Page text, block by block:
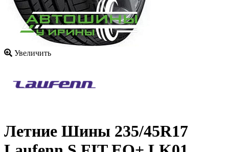
Увеличить
Летние Шины 235/45R17